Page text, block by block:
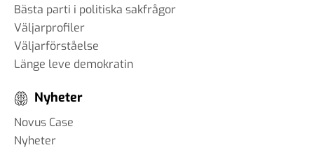
Bästa parti i politiska sakfrågor
Väljarprofiler
Väljarförståelse
Länge leve demokratin
Nyheter
Novus Case
Nyheter